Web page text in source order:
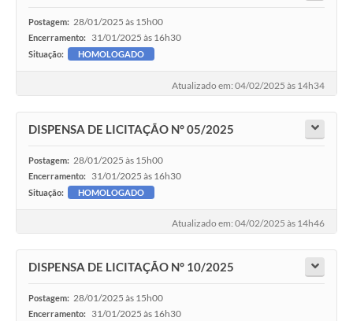
Postagem: 28/01/2025 às 15h00
Encerramento: 31/01/2025 às 16h30
Situação: HOMOLOGADO
Atualizado em: 04/02/2025 às 14h34
DISPENSA DE LICITAÇÃO N° 05/2025
Postagem: 28/01/2025 às 15h00
Encerramento: 31/01/2025 às 16h30
Situação: HOMOLOGADO
Atualizado em: 04/02/2025 às 14h46
DISPENSA DE LICITAÇÃO N° 10/2025
Postagem: 28/01/2025 às 15h00
Encerramento: 31/01/2025 às 16h30